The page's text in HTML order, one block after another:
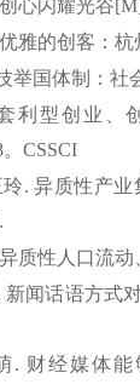
创心闪耀光谷
优雅的创客：杭
举国体制：社
利型创业、
。 CSSCI
玲.异质性产业
异质性人口流动
新闻话语方式
. 财经媒体能